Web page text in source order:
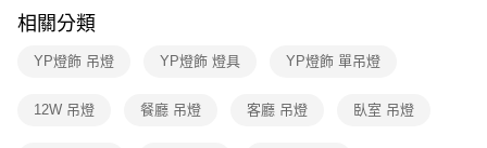
２．訂單成立數日內，您將收到繳費通知簡訊。
ATM／網路銀行／等多元方式進行付款，方視為交易完成。
後付繳納相關費用。
相關分類
YP燈飾 吊燈 YP燈飾 燈具 YP燈飾 單吊燈
12W 吊燈 餐廳 吊燈 客廳 吊燈 臥室 吊燈